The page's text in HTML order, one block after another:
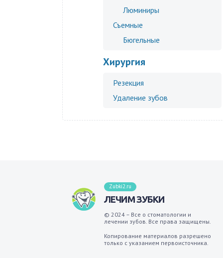
Люминиры
Съемные
Бюгельные
Хирургия
Резекция
Удаление зубов
Zubki2.ru
ЛЕЧИМ ЗУБКИ
© 2024 – Все о стоматологии и
лечении зубов. Все права защищены.
Копирование материалов разрешено
только с указанием первоисточника.